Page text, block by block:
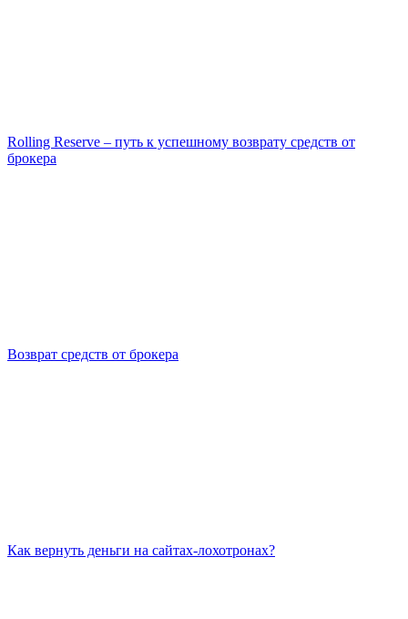
Rolling Reserve – путь к успешному возврату средств от
брокера
Возврат средств от брокера
Как вернуть деньги на сайтах-лохотронах?